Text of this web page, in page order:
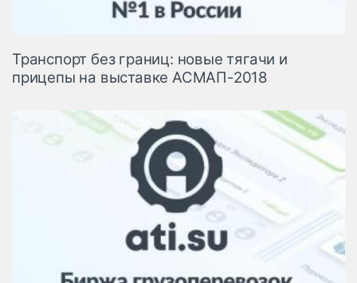
Транспорт без границ: новые тягачи и
прицепы на выставке АСМАП-2018